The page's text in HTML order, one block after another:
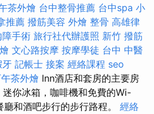
茶外燴 台中整骨推薦 台中spa 小
推薦 撥筋美容 外燴 整骨 高雄律
障手術 旅行社代辦護照 新竹 撥筋
文心路按摩 按摩學徒 台中 中醫
牙 記帳士 接案 經絡課程 seo
茶外燴 Inn酒店和套房的主要房
你冰箱，咖啡機和免費的Wi-
和酒吧步行的步行路程。 經絡